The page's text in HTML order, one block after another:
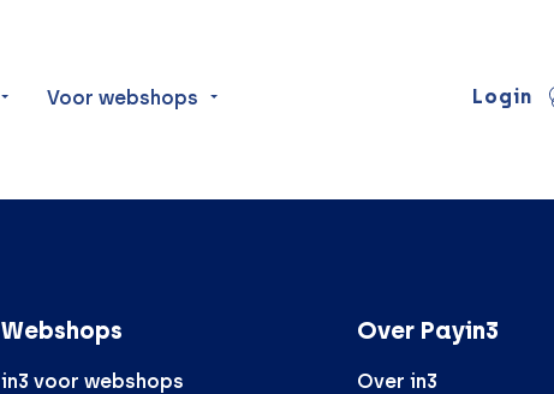
Voor webshops Login
Webshops
in3 voor webshops
Over Payin3
Over in3